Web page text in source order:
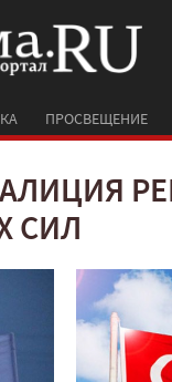
ПРОСВЕЩЕНИЕ
СИЛ